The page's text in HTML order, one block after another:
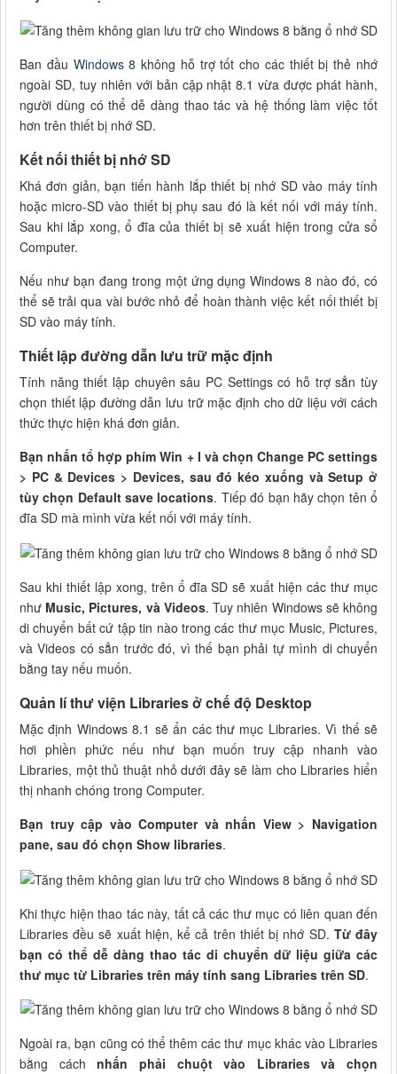
Ban đầu Windows 8 không hỗ trợ tốt cho các thiết bị thẻ nhớ
ngoài SD, tuy nhiên với bản cập nhật 8.1 vừa được phát hành,
người dùng có thể dễ dàng thao tác và hệ thống làm việc tốt
hơn trên thiết bị nhớ SD.
Kết nối thiết bị nhớ SD
Khá đơn giản, bạn tiến hành lắp thiết bị nhớ SD vào máy tính
hoặc micro-SD vào thiết bị phụ sau đó là kết nối với máy tính.
Sau khi lắp xong, ổ đĩa của thiết bị sẽ xuất hiện trong cửa sổ
Computer.
Nếu như bạn đang trong một ứng dụng Windows 8 nào đó, có
thể sẽ trải qua vài bước nhỏ để hoàn thành việc kết nối thiết bị
SD vào máy tính.
Thiết lập đường dẫn lưu trữ mặc định
Tính năng thiết lập chuyên sâu PC Settings có hỗ trợ sẳn tùy
chọn thiết lập đường dẫn lưu trữ mặc định cho dữ liệu với cách
thức thực hiện khá đơn giản.
Bạn nhấn tổ hợp phím Win + I và chọn Change PC settings
> PC & Devices > Devices, sau đó kéo xuống và Setup ở
tùy chọn Default save locations. Tiếp đó bạn hãy chọn tên ổ
đĩa SD mà mình vừa kết nối với máy tính.
Sau khi thiết lập xong, trên ổ đĩa SD sẽ xuất hiện các thư mục
như Music, Pictures, và Videos. Tuy nhiên Windows sẽ không
di chuyển bất cứ tập tin nào trong các thư mục Music, Pictures,
và Videos có sẳn trước đó, vì thế bạn phải tự mình di chuyển
bằng tay nếu muốn.
Quản lí thư viện Libraries ở chế độ Desktop
Mặc định Windows 8.1 sẽ ẩn các thư mục Libraries. Vì thế sẽ
hơi phiền phức nếu như bạn muốn truy cập nhanh vào
Libraries, một thủ thuật nhỏ dưới đây sẽ làm cho Libraries hiển
thị nhanh chóng trong Computer.
Bạn truy cập vào Computer và nhấn View > Navigation
pane, sau đó chọn Show libraries.
Khi thực hiện thao tác này, tất cả các thư mục có liên quan đến
Libraries đều sẽ xuất hiện, kể cả trên thiết bị nhớ SD. Từ đây
bạn có thể dễ dàng thao tác di chuyển dữ liệu giữa các
thư mục từ Libraries trên máy tính sang Libraries trên SD.
Ngoài ra, bạn cũng có thể thêm các thư mục khác vào Libraries
bằng cáchnhấn phải chuột vào Libraries và chọn